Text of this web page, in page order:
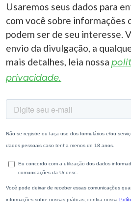
Usaremos seus dados para
com você sobre informações
podem ser de seu interesse.
envio da divulgação, a
mais detalhes, leia nossa
privacidade.